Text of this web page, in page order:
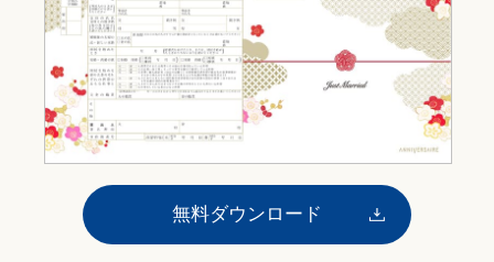
無料ダウンロード